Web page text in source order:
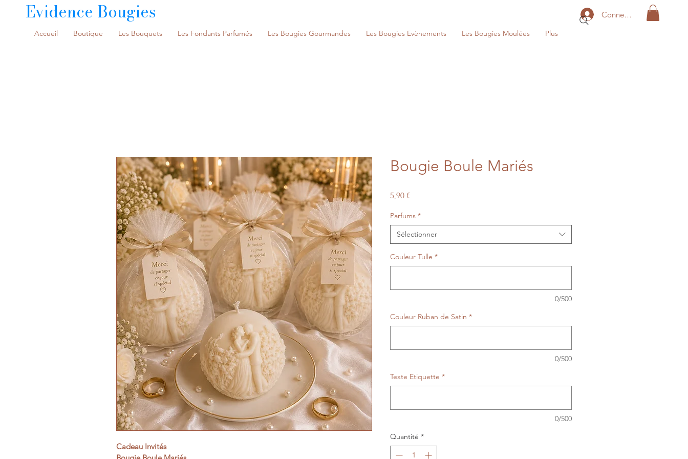
Evidence Bougies Connexion
Accueil Boutique Les Bouquets Les Fondants Parfumés Les Bougies Gourmandes Les Bougies Evènements Les Bougies Moulées Plus
Cadeau Invités
Bougie Boule Mariés
5,90 €Prix
Parfums *
Sélectionner
Couleur Tulle *
0/500
Couleur Ruban de Satin *
0/500
Texte Etiquette *
0/500
Quantité *